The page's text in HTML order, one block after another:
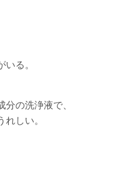
る。
の洗浄液で、
しい。